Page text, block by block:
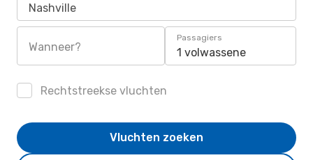
Nashville
Wanneer?
Passagiers
1 volwassene
Rechtstreekse vluchten
Vluchten zoeken